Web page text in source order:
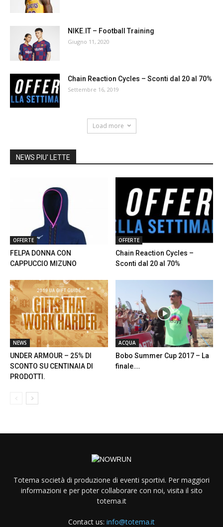
NIKE.IT – Football Training
Giugno 11, 2020
Chain Reaction Cycles – Sconti dal 20 al 70%
Settembre 16, 2019
Load more
NEWS PIU' LETTE
OFFERTE
FELPA DONNA CON
CAPPUCCIO MIZUNO
OFFERTE
Chain Reaction Cycles –
Sconti dal 20 al 70%
NEWS
UNDER ARMOUR – 25% DI
SCONTO SU CENTINAIA DI
PRODOTTI.
ACQUA
Bobo Summer Cup 2017 – La
finale….
Totema società di produzione di eventi sportivi. Per maggiori
informazioni e per poter collaborare con noi, visita il sito
totema.it
Contact us: info@totema.it